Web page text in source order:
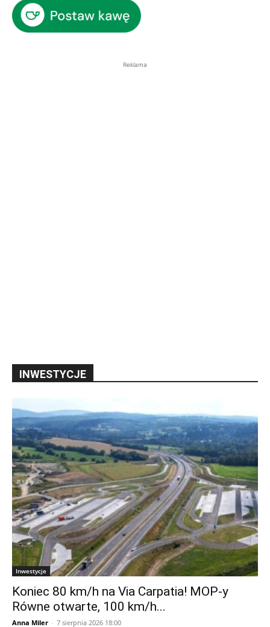
Reklama
INWESTYCJE
Inwestycje
Koniec 80 km/h na Via Carpatia! MOP-y
Równe otwarte, 100 km/h...
Anna Miler - 7 sierpnia 2026 18:00